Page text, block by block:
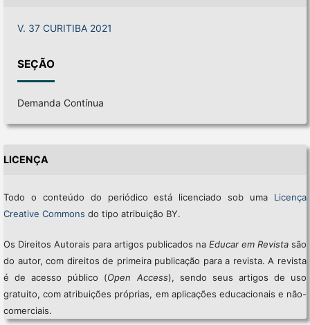
V. 37 CURITIBA 2021
SEÇÃO
Demanda Contínua
LICENÇA
Todo o conteúdo do periódico está licenciado sob uma Licença
Creative Commons do tipo atribuição BY.
Os Direitos Autorais para artigos publicados naEducar em Revista são
do autor, com direitos de primeira publicação para a revista. A revista
é de acesso público (Open Access), sendo seus artigos de uso
gratuito, com atribuições próprias, em aplicações educacionais e não-
comerciais.